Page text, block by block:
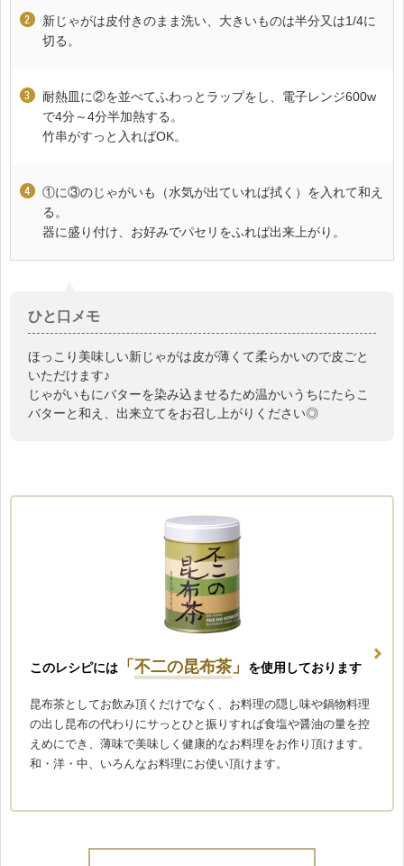
新じゃがは皮付きのまま洗い、大きいものは半分又は1/4に
切る。
耐熱皿に②を並べてふわっとラップをし、電子レンジ600w
で4分～4分半加熱する。
竹串がすっと入ればOK。
①に③のじゃがいも（水気が出ていれば拭く）を入れて和え
る。
器に盛り付け、お好みでパセリをふれば出来上がり。
ひと口メモ
ほっこり美味しい新じゃがは皮が薄くて柔らかいので皮ごと
いただけます♪
じゃがいもにバターを染み込ませるため温かいうちにたらこ
バターと和え、出来立てをお召し上がりください◎
このレシピには 「 不二の昆布茶 」 を使用しております
昆布茶としてお飲み頂くだけでなく、お料理の隠し味や鍋物料理
の出し昆布の代わりにサっとひと振りすれば食塩や醤油の量を控
えめにでき、薄味で美味しく健康的なお料理をお作り頂けます。
和・洋・中、いろんなお料理にお使い頂けます。